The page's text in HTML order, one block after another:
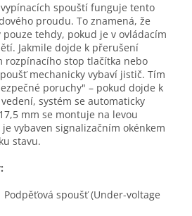
spouští funguje tento
proudu. To znamená, že
tehdy, pokud je v ovládacím
Jakmile dojde k přerušení
rozpínacího stop tlačítka nebo
mechanicky vybaví jistič. Tím
poruchy" – pokud dojde k
systém se automaticky
mm se montuje na levou
vybaven signalizačním okénkem
stavu.
Podpěťová spoušť (Under-voltage